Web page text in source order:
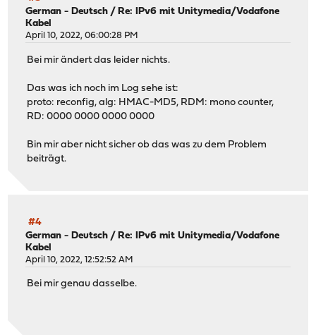
German - Deutsch /Re: IPv6 mit Unitymedia/Vodafone
Kabel
April 10, 2022, 06:00:28 PM
Bei mir ändert das leider nichts.
Das was ich noch im Log sehe ist:
proto: reconfig, alg: HMAC-MD5, RDM: mono counter,
RD: 0000 0000 0000 0000
Bin mir aber nicht sicher ob das was zu dem Problem
beiträgt.
#4
German - Deutsch /Re: IPv6 mit Unitymedia/Vodafone
Kabel
April 10, 2022, 12:52:52 AM
Bei mir genau dasselbe.